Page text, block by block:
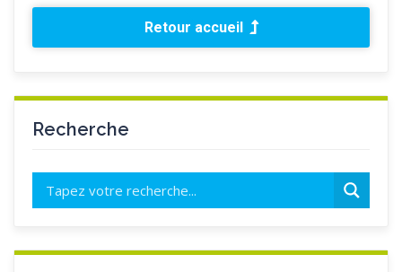
Retour accueil
Recherche